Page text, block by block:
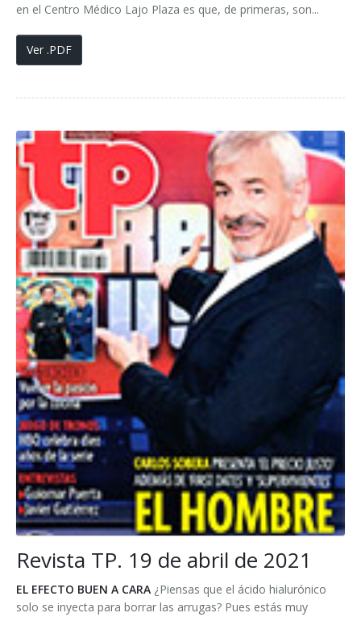
en el Centro Médico Lajo Plaza es que, de primeras, son...
Ver .PDF
Revista TP. 19 de abril de 2021
EL EFECTO BUEN A CARA ¿Piensas que el ácido hialurónico
solo se inyecta para borrar las arrugas? Pues estás muy